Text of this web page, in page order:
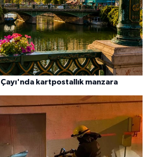
kartpostallık manzara